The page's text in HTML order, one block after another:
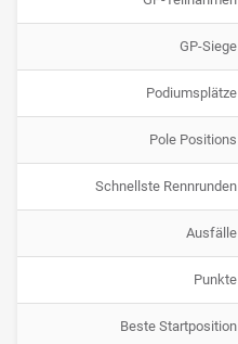
GP-Siege
Podiumsplätze
Pole Positions
Schnellste Rennrunden
Ausfälle
Punkte
Beste Startposition